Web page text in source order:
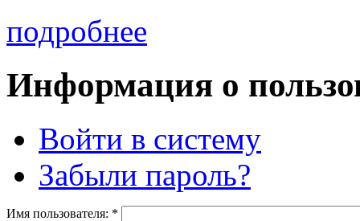
подробнее
Информация о
Войти в систему
Забыли пароль?
Имя пользователя: *